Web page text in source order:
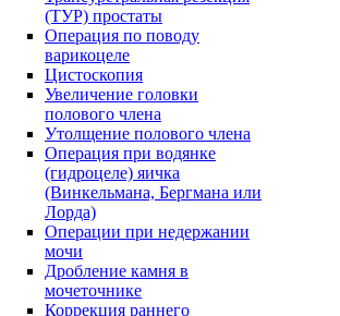
(ТУР) простаты
Операция по поводу
варикоцеле
Цистоскопия
Увеличение головки
полового члена
Утолщение полового члена
Операция при водянке
(гидроцеле) яичка
(Винкельмана, Бергмана или
Лорда)
Операции при недержании
мочи
Дробление камня в
мочеточнике
Коррекция раннего